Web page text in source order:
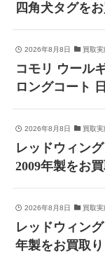
四角犬タグを
2026年8月8日 買取実
コモリ ウール
ロングコート
2026年8月8日 買取実
レッドウィン
2009年製をお
2026年8月8日 買取実
レッドウィン
年製をお買取り